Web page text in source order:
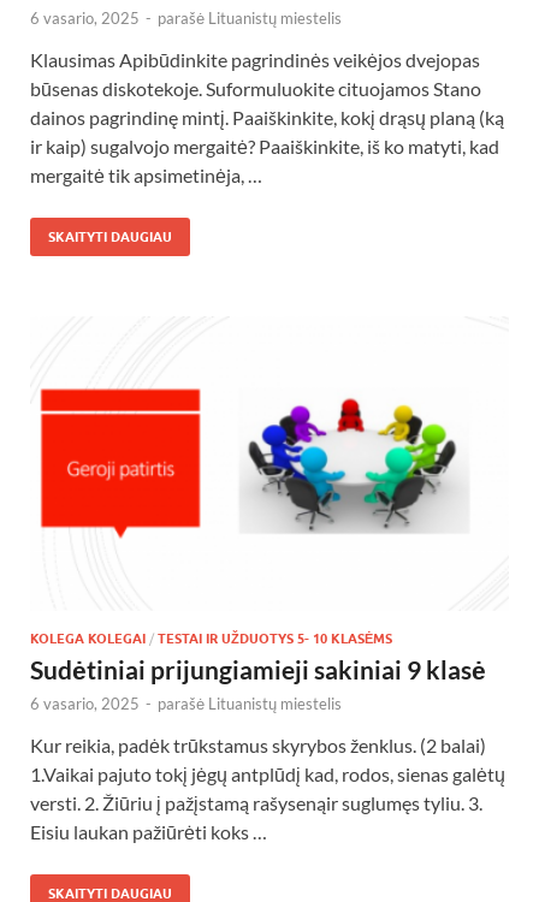
6 vasario, 2025 - parašė Lituanistų miestelis
Klausimas Apibūdinkite pagrindinės veikėjos dvejopas
būsenas diskotekoje. Suformuluokite cituojamos Stano
dainos pagrindinę mintį. Paaiškinkite, kokį drąsų planą (ką
ir kaip) sugalvojo mergaitė? Paaiškinkite, iš ko matyti, kad
mergaitė tik apsimetinėja, …
SKAITYTI DAUGIAU
KOLEGA KOLEGAI / TESTAI IR UŽDUOTYS 5- 10 KLASĖMS
Sudėtiniai prijungiamieji sakiniai 9 klasė
6 vasario, 2025 - parašė Lituanistų miestelis
Kur reikia, padėk trūkstamus skyrybos ženklus. (2 balai)
1.Vaikai pajuto tokį jėgų antplūdį kad, rodos, sienas galėtų
versti. 2. Žiūriu į pažįstamą rašysenąir suglumęs tyliu. 3.
Eisiu laukan pažiūrėti koks …
SKAITYTI DAUGIAU